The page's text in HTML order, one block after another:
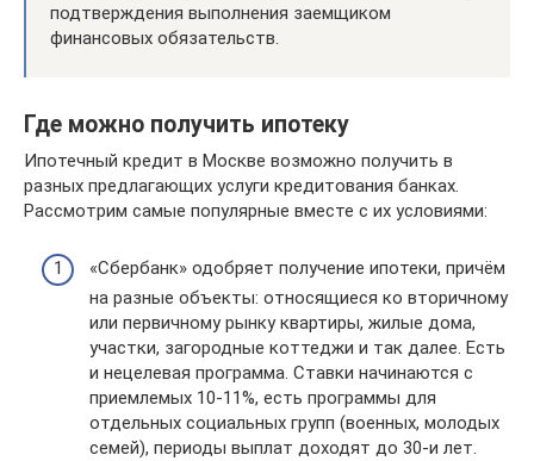
подтверждения выполнения заемщиком
финансовых обязательств.
Где можно получить ипотеку
Ипотечный кредит в Москве возможно получить в
разных предлагающих услуги кредитования банках.
Рассмотрим самые популярные вместе с их условиями:
«Сбербанк» одобряет получение ипотеки, причём
на разные объекты: относящиеся ко вторичному
или первичному рынку квартиры, жилые дома,
участки, загородные коттеджи и так далее. Есть
и нецелевая программа. Ставки начинаются с
приемлемых 10-11%, есть программы для
отдельных социальных групп (военных, молодых
семей), периоды выплат доходят до 30-и лет.